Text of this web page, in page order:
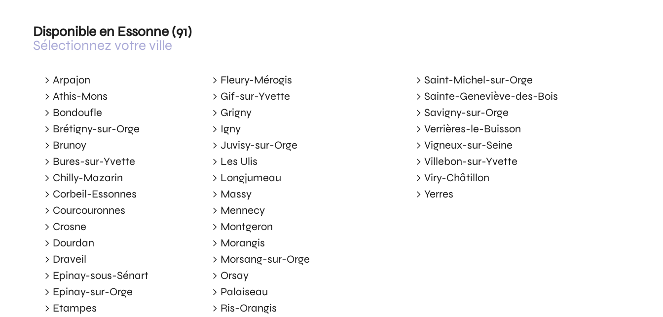
Disponible en Essonne (91)
Sélectionnez votre ville
Arpajon
Athis-Mons
Bondoufle
Brétigny-sur-Orge
Brunoy
Bures-sur-Yvette
Chilly-Mazarin
Corbeil-Essonnes
Courcouronnes
Crosne
Dourdan
Draveil
Epinay-sous-Sénart
Epinay-sur-Orge
Etampes
Fleury-Mérogis
Gif-sur-Yvette
Grigny
Igny
Juvisy-sur-Orge
Les Ulis
Longjumeau
Massy
Mennecy
Montgeron
Morangis
Morsang-sur-Orge
Orsay
Palaiseau
Ris-Orangis
Saint-Michel-sur-Orge
Sainte-Geneviève-des-Bois
Savigny-sur-Orge
Verrières-le-Buisson
Vigneux-sur-Seine
Villebon-sur-Yvette
Viry-Châtillon
Yerres